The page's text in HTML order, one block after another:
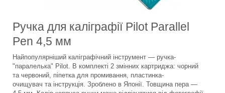
Ручка для каліграфії Pilot Parallel
Pen 4,5 мм
Найпопулярніший каліграфічний інструмент — ручка-
"паралелька" Pilot. В комплекті 2 змінних картриджа: чорний
та червоний, піпетка для промивання, пластинка-
очищувач та інструкція. Зроблено в Японії. Товщина пера —